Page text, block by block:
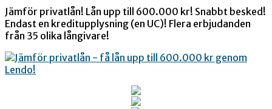
Jämför privatlån! Lån upp till 600.000 kr! Snabbt besked!
Endast en kreditupplysning (en UC)! Flera erbjudanden
från 35 olika långivare!